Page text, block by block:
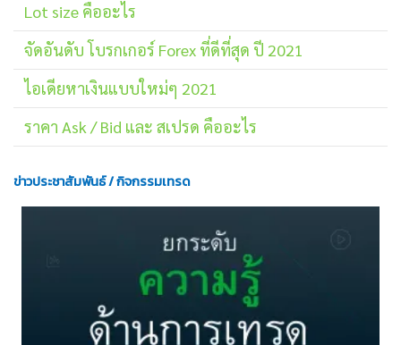
Lot size คืออะไร
จัดอันดับ โบรกเกอร์ Forex ที่ดีที่สุด ปี 2021
ไอเดียหาเงินแบบใหม่ๆ 2021
ราคา Ask / Bid และ สเปรด คืออะไร
ข่าวประชาสัมพันธ์ / กิจกรรมเทรด